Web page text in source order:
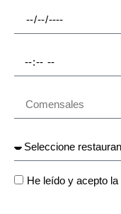
He leído y acepto la